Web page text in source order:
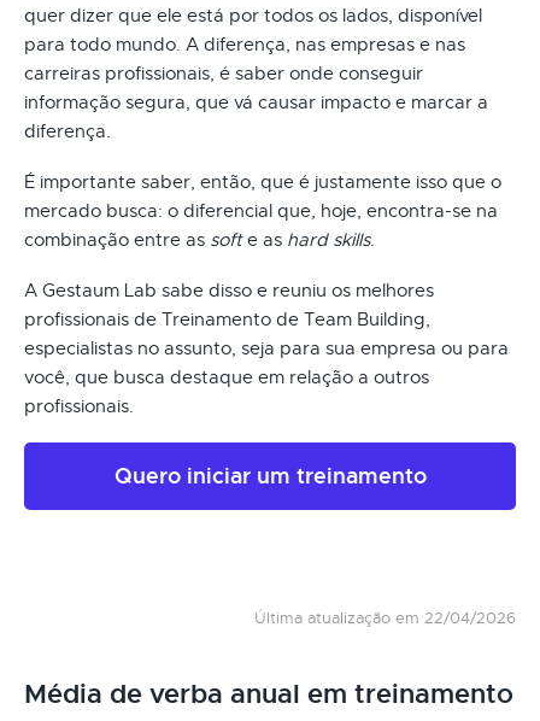
quer dizer que ele está por todos os lados, disponível
para todo mundo. A diferença, nas empresas e nas
carreiras profissionais, é saber onde conseguir
informação segura, que vá causar impacto e marcar a
diferença.
É importante saber, então, que é justamente isso que o
mercado busca: o diferencial que, hoje, encontra-se na
combinação entre as softe as hard skills.
A Gestaum Lab sabe disso e reuniu os melhores
profissionais de Treinamento de Team Building,
especialistas no assunto, seja para sua empresa ou para
você, que busca destaque em relação a outros
profissionais.
Quero iniciar um treinamento
Última atualização em 22/04/2026
Média de verba anual em treinamento